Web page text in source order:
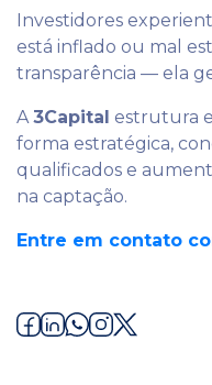
Investidores
está inflado ou mal
transparência — ela
A3Capital estrutura
forma estratégica,
qualificados e
na captação.
Entre em contato